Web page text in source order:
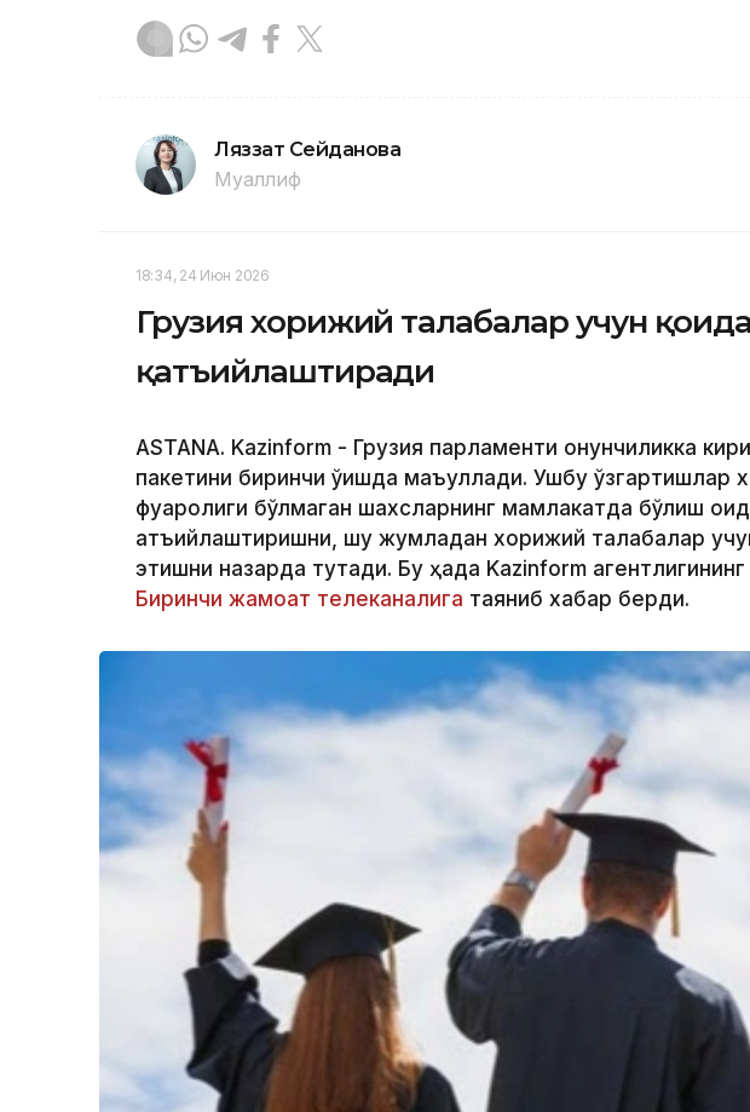
Ляззат Сейданова
Муаллиф
18:34, 24 Июн 2026
Грузия хорижий талабалар учун
қатъийлаштиради
ASTANA. Kazinform - Грузия парламенти қонунчиликка
пакетини биринчи ўқишда маъқуллади. Ушбу ўзгартишлар
фуқаролиги бўлмаган шахсларнинг мамлакатда бўлиш
қатъийлаштиришни, шу жумладан хорижий талабалар
этишни назарда тутади. Бу ҳақда Kazinform
Биринчи жамоат телеканалига таяниб хабар берди.